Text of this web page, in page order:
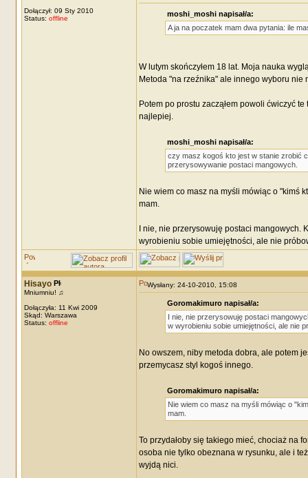
Dołączył: 09 Sty 2010
Status: offline
moshi_moshi napisał/a:
A ja na poczatek mam dwa pytania: ile
W lutym skończyłem 18 lat. Moja nauka
Metoda "na rzeźnika" ale innego wyboru nie
Potem po prostu zacząłem powoli ćwiczyć
najlepiej.
moshi_moshi napisał/a:
czy masz kogoś kto jest w stanie zrobić
przerysowywanie postaci mangowych.
Nie wiem co masz na myśli mówiąc o "kimś
mam.
I nie, nie przerysowuję postaci mangowych.
wyrobieniu sobie umiejętności, ale nie
Hisayo
Mniumniu! ♫
Dołączyła: 11 Kwi 2009
Skąd: Warszawa
Status: offline
Wysłany: 24-10-2010, 15:08
Goromakimuro napisał/a:
I nie, nie przerysowuję postaci
w wyrobieniu sobie umiejętności, ale nie
No owszem, niby metoda dobra, ale potem
przemycasz styl kogoś innego.
Goromakimuro napisał/a:
Nie wiem co masz na myśli mówiąc o
mam.
To przydałoby się takiego mieć, chociaż na
osoba nie tylko obeznana w rysunku, ale i
wyjdą nici.